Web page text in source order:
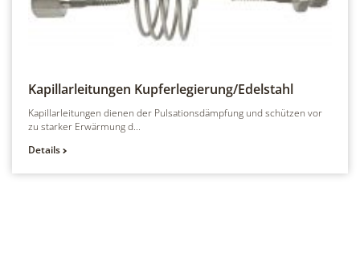
Kapillarleitungen Kupferlegierung/Edelstahl
Kapillarleitungen dienen der Pulsationsdämpfung und schützen vor
zu starker Erwärmung d...
Details